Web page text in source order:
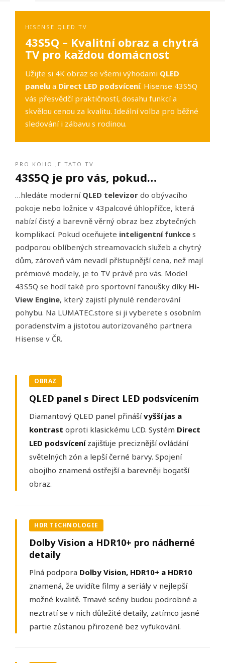
HISENSE QLED TV
43S5Q – Kvalitní obraz a chytrá
TV pro každou domácnost
Užijte si 4K obraz se všemi výhodami QLED
panelu a Direct LED podsvícení. Hisense 43S5Q
vás přesvědčí praktičností, dosahu funkcí a
skvělou cenou za kvalitu. Ideální volba pro běžné
sledování i zábavu s rodinou.
PRO KOHO JE TATO TV
43S5Q je pro vás, pokud…
…hledáte moderní QLED televizor do obývacího
pokoje nebo ložnice v 43palcové úhlopříčce, která
nabízí čistý a barevně věrný obraz bez zbytečných
komplikací. Pokud oceňujete inteligentní funkce s
podporou oblíbených streamovacích služeb a chytrý
dům, zároveň vám nevadí přístupnější cena, než mají
prémiové modely, je to TV právě pro vás. Model
43S5Q se hodí také pro sportovní fanoušky díky Hi-
View Engine, který zajistí plynulé renderování
pohybu. Na LUMATEC.store si ji vyberete s osobním
poradenstvím a jistotou autorizovaného partnera
Hisense v ČR.
OBRAZ
QLED panel s Direct LED podsvícením
Diamantový QLED panel přinášívyšší jas a
kontrast oproti klasickému LCD. Systém Direct
LED podsvícenízajišťuje preciznější ovládání
světelných zón a lepší černé barvy. Spojení
obojího znamená ostřejší a barevněji bogatší
obraz.
HDR TECHNOLOGIE
Dolby Vision a HDR10+ pro nádherné
detaily
Plná podpora Dolby Vision, HDR10+ a HDR10
znamená, že uvidíte filmy a seriály v nejlepší
možné kvalitě. Tmavé scény budou podrobné a
neztratí se v nich důležité detaily, zatímco jasné
partie zůstanou přirozené bez vyfukování.